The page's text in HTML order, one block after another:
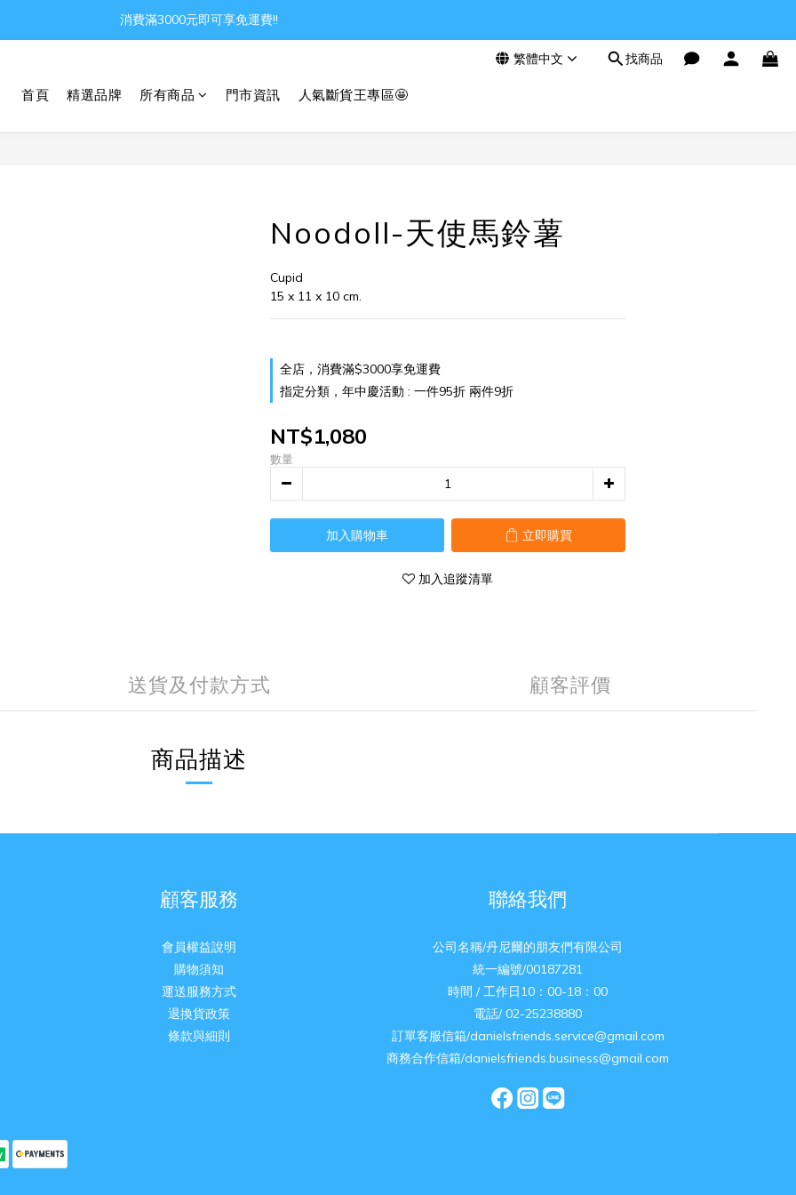
Gather all the joys in the world
繁體中文 找商品
首頁 精選品牌 所有商品 門市資訊 人氣斷貨王專區🤩
Noodoll-天使馬鈴薯
Cupid
15 x 11 x 10 cm.
全店，消費滿$3000享免運費
指定分類，年中慶活動 : 一件95折 兩件9折
NT$1,080
數量
加入購物車 立即購買
加入追蹤清單
送貨及付款方式 顧客評價
商品描述
顧客服務
會員權益說明
購物須知
運送服務方式
退換貨政策
條款與細則
聯絡我們
公司名稱/丹尼爾的朋友們有限公司
統一編號/00187281
時間 / 工作日10：00-18：00
電話/ 02-25238880
訂單客服信箱/danielsfriends.service@gmail.com
商務合作信箱/danielsfriends.business@gmail.com